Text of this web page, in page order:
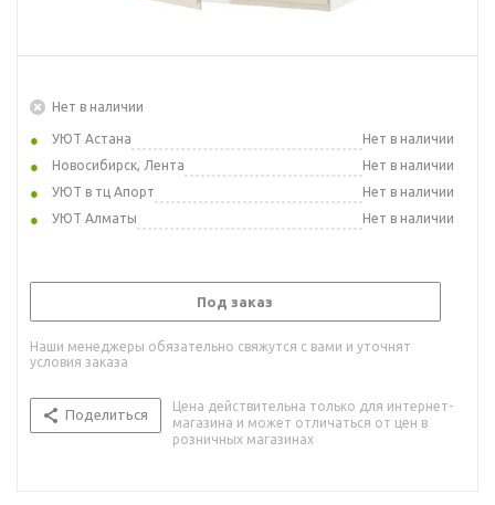
Нет в наличии
УЮТ Астана
Нет в наличии
Новосибирск, Лента
Нет в наличии
УЮТ в тц Апорт
Нет в наличии
УЮТ Алматы
Нет в наличии
Под заказ
Наши менеджеры обязательно свяжутся с вами и уточнят
условия заказа
Поделиться
Цена действительна только для интернет-
магазина и может отличаться от цен в
розничных магазинах